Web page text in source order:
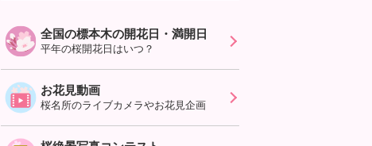
全国の標本木の開花日・満開日
平年の桜開花日はいつ？
お花見動画
桜名所のライブカメラやお花見企画